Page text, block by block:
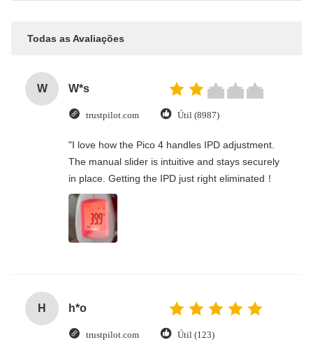
Todas as Avaliações
W W*s
trustpilot.com Útil (8987)
"I love how the Pico 4 handles IPD adjustment.
The manual slider is intuitive and stays securely
in place. Getting the IPD just right eliminated！
H h*o
trustpilot.com Útil (123)